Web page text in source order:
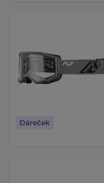
Dáreček